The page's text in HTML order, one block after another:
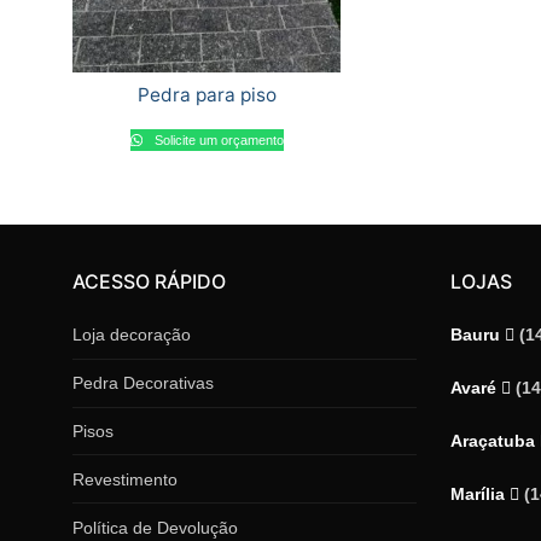
Pedra para piso
Solicite um orçamento
ACESSO RÁPIDO
Loja decoração
Pedra Decorativas
Pisos
Revestimento
Política de Devolução
LOJAS
Bauru
Avaré
Araçatuba
Marília